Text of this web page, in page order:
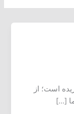
است؛ از
[…]